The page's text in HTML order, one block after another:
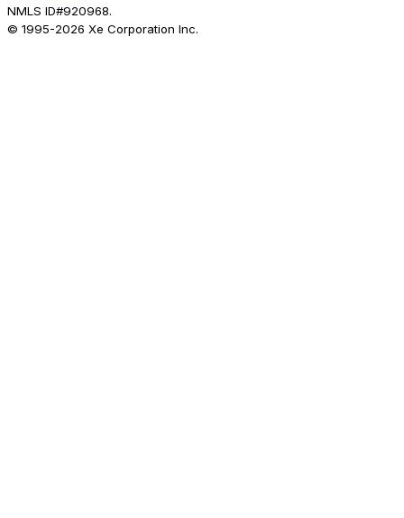
NMLS ID#920968.
© 1995-2026 Xe Corporation Inc.